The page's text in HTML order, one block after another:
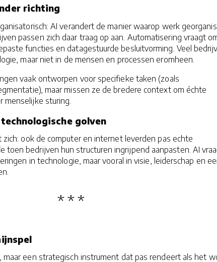
richting
AI verandert de manier waarop werk
passen zich daar traag op aan. Automatisering vraagt
functies en datagestuurde besluitvorming. Veel
maar niet in de mensen en processen eromheen.
vaak ontworpen voor specifieke taken (zoals
maar missen ze de bredere context om échte
menselijke sturing.
golven
zich: ook de computer en internet leverden pas echte
toen bedrijven hun structuren ingrijpend aanpasten. AI
in technologie, maar vooral in visie, leiderschap en
maar een strategisch instrument dat pas rendeert als het